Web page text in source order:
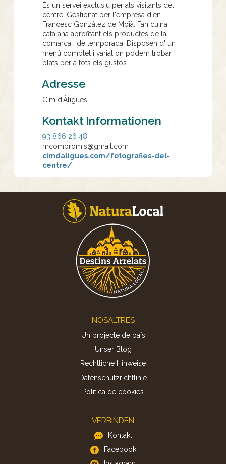
És un servei exclusiu per als visitants del
centre. Gestionat per l'empresa d'en
Francesc González de Moià. Fan cuina
catalana aprofitant els productes de la
comarca i de temporada. Disposen d' un
menú complet i variat on podem trobar
plats per a tots els gustos
Adresse
Cim d'Àligues
Kontakt Informationen
93 866 26 48
mcompromis@gmail.com
cimdaligues.com/fotografies-del-
centre/
NOSALTRES
Un projecte de país
Unser Blog
Rechtliche Hinweise
Datenschutzrichtlinie
Politica de cookies
VERBINDEN
Kontakt
Facebook